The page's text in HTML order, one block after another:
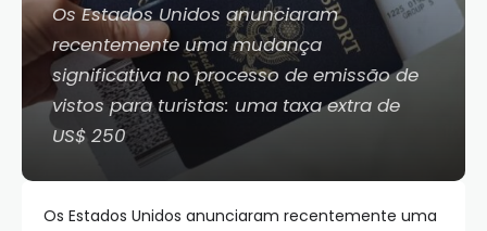
Os Estados Unidos anunciaram
recentemente uma mudança
significativa no processo de emissão de
vistos para turistas: uma taxa extra de
US$ 250
Os Estados Unidos anunciaram recentemente uma